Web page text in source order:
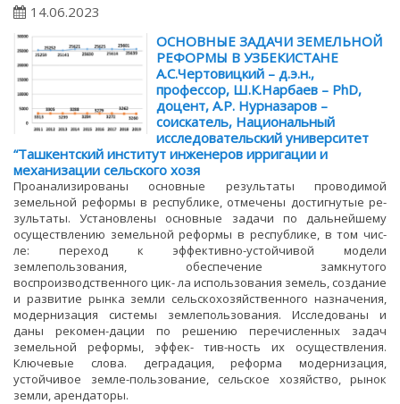
14.06.2023
ОСНОВНЫЕ ЗАДАЧИ ЗЕМЕЛЬНОЙ
РЕФОРМЫ В УЗБЕКИСТАНЕ
А.С.Чертовицкий – д.э.н.,
профессор, Ш.К.Нарбаев – PhD,
доцент, А.Р. Нурназаров –
соискатель, Национальный
исследовательский университет
“Ташкентский институт инженеров ирригации и
механизации сельского хозя
Проанализированы основные результаты проводимой
земельной реформы в республике, отмечены достигнутые ре-
зультаты. Установлены основные задачи по дальнейшему
осуществлению земельной реформы в республике, в том чис-
ле: переход к эффективно-устойчивой модели
землепользования, обеспечение замкнутого
воспроизводственного цик- ла использования земель, создание
и развитие рынка земли сельскохозяйственного назначения,
модернизация системы землепользования. Исследованы и
даны рекомен-дации по решению перечисленных задач
земельной реформы, эффек- тив-ность их осуществления.
Ключевые слова. деградация, реформа модернизация,
устойчивое земле-пользование, сельское хозяйство, рынок
земли, арендаторы.